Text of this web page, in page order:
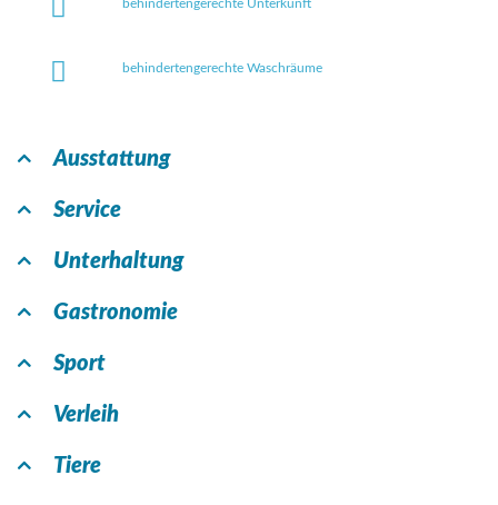
behindertengerechte Unterkunft
behindertengerechte Waschräume
Ausstattung
Service
Unterhaltung
Gastronomie
Sport
Verleih
Tiere